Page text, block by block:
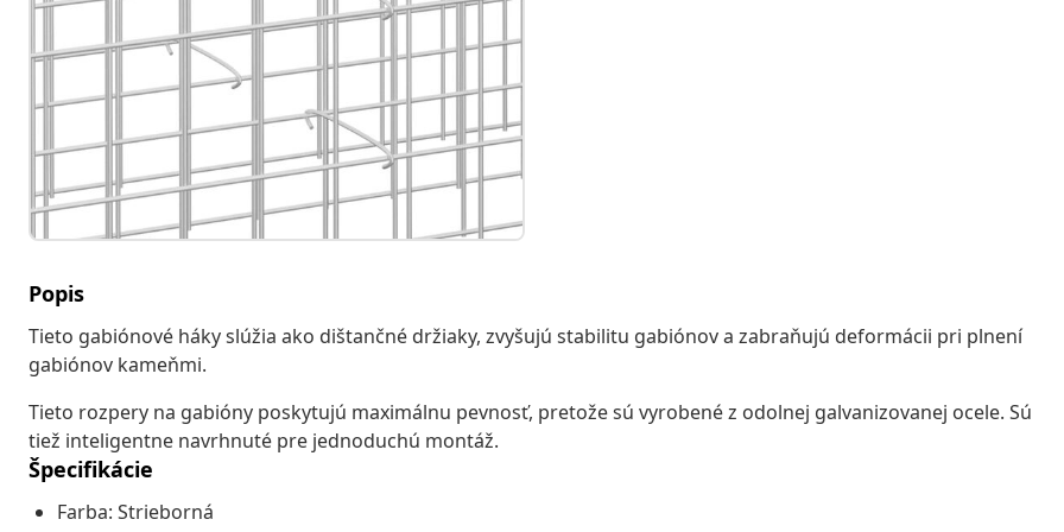
Popis
Tieto gabiónové háky slúžia ako dištančné držiaky, zvyšujú stabilitu gabiónov a zabraňujú deformácii pri plnení
gabiónov kameňmi.
Tieto rozpery na gabióny poskytujú maximálnu pevnosť, pretože sú vyrobené z odolnej galvanizovanej ocele. Sú
tiež inteligentne navrhnuté pre jednoduchú montáž.
Špecifikácie
Farba: Strieborná